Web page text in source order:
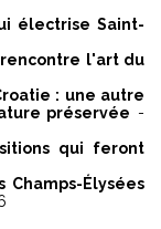
électrise Saint-
rencontre l'art du
: une autre
préservée -
qui feront
Élysées